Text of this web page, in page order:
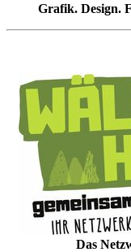
Grafik. Design.
Das